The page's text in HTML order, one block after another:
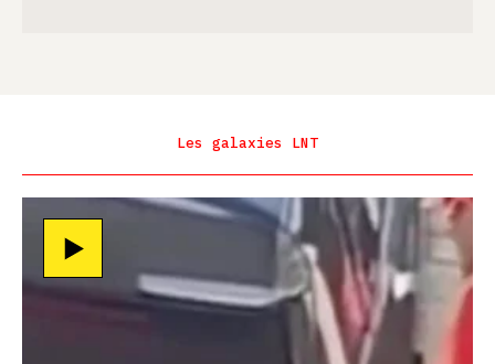
Les galaxies LNT